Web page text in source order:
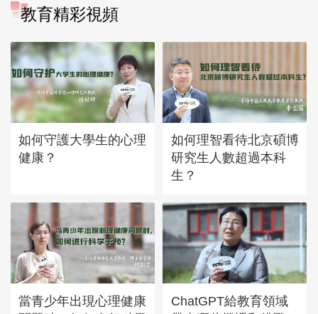
教育精彩視頻
如何守護大學生的心理
健康？
如何理智看待北京碩博
研究生人數超過本科
生？
當青少年出現心理健康
ChatGPT給教育領域